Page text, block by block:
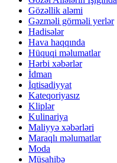
Gözəllik aləmi
Gəzməli görməli yerlər
Hadisələr
Hava haqqında
Hüquqi məlumatlar
Hərbi xəbərlər
İdman
İqtisadiyyat
Kateqoriyasız
Kliplər
Kulinariya
Maliyyə xəbərləri
Maraqlı məlumatlar
Moda
Müsahibə